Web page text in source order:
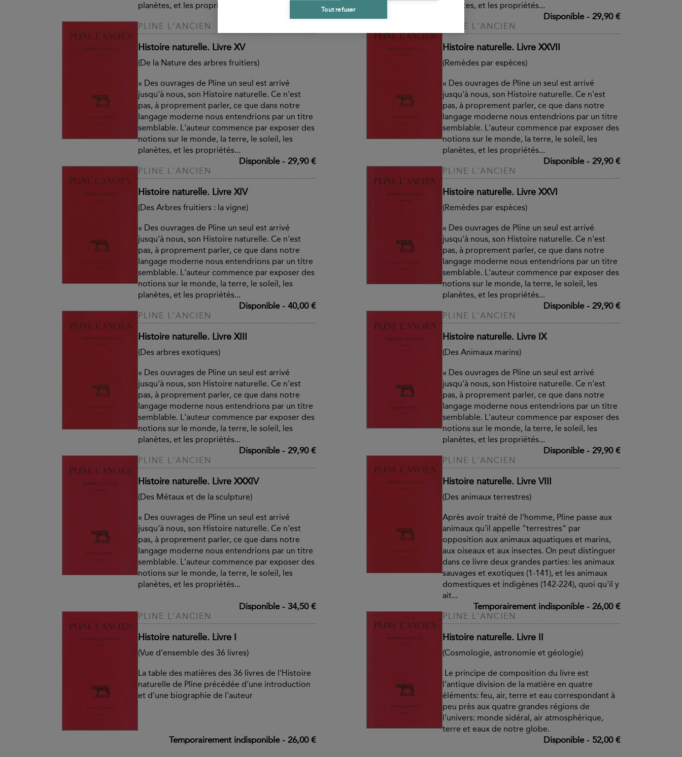
Tout refuser
planètes, et les propriétés...
29,90 €
planètes, et les propriétés...
Disponible- 29,90 €
PLINE L'ANCIEN
Histoire naturelle. Livre XV
(De la Nature des arbres fruitiers)
« Des ouvrages de Pline un seul est arrivé
jusqu'à nous, son Histoire naturelle. Ce n'est
pas, à proprement parler, ce que dans notre
langage moderne nous entendrions par un titre
semblable. L'auteur commence par exposer des
notions sur le monde, la terre, le soleil, les
planètes, et les propriétés...
Disponible- 29,90 €
PLINE L'ANCIEN
Histoire naturelle. Livre XXVII
(Remèdes par espèces)
« Des ouvrages de Pline un seul est arrivé
jusqu'à nous, son Histoire naturelle. Ce n'est
pas, à proprement parler, ce que dans notre
langage moderne nous entendrions par un titre
semblable. L'auteur commence par exposer des
notions sur le monde, la terre, le soleil, les
planètes, et les propriétés...
Disponible- 29,90 €
PLINE L'ANCIEN
Histoire naturelle. Livre XIV
(Des Arbres fruitiers : la vigne)
« Des ouvrages de Pline un seul est arrivé
jusqu'à nous, son Histoire naturelle. Ce n'est
pas, à proprement parler, ce que dans notre
langage moderne nous entendrions par un titre
semblable. L'auteur commence par exposer des
notions sur le monde, la terre, le soleil, les
planètes, et les propriétés...
Disponible- 40,00 €
PLINE L'ANCIEN
Histoire naturelle. Livre XXVI
(Remèdes par espèces)
« Des ouvrages de Pline un seul est arrivé
jusqu'à nous, son Histoire naturelle. Ce n'est
pas, à proprement parler, ce que dans notre
langage moderne nous entendrions par un titre
semblable. L'auteur commence par exposer des
notions sur le monde, la terre, le soleil, les
planètes, et les propriétés...
Disponible- 29,90 €
PLINE L'ANCIEN
Histoire naturelle. Livre XIII
(Des arbres exotiques)
« Des ouvrages de Pline un seul est arrivé
jusqu'à nous, son Histoire naturelle. Ce n'est
pas, à proprement parler, ce que dans notre
langage moderne nous entendrions par un titre
semblable. L'auteur commence par exposer des
notions sur le monde, la terre, le soleil, les
planètes, et les propriétés...
Disponible- 29,90 €
PLINE L'ANCIEN
Histoire naturelle. Livre IX
(Des Animaux marins)
« Des ouvrages de Pline un seul est arrivé
jusqu'à nous, son Histoire naturelle. Ce n'est
pas, à proprement parler, ce que dans notre
langage moderne nous entendrions par un titre
semblable. L'auteur commence par exposer des
notions sur le monde, la terre, le soleil, les
planètes, et les propriétés...
Disponible- 29,90 €
PLINE L'ANCIEN
Histoire naturelle. Livre XXXIV
(Des Métaux et de la sculpture)
« Des ouvrages de Pline un seul est arrivé
jusqu'à nous, son Histoire naturelle. Ce n'est
pas, à proprement parler, ce que dans notre
langage moderne nous entendrions par un titre
semblable. L'auteur commence par exposer des
notions sur le monde, la terre, le soleil, les
planètes, et les propriétés...
Disponible- 34,50 €
PLINE L'ANCIEN
Histoire naturelle. Livre VIII
(Des animaux terrestres)
Après avoir traité de l'homme, Pline passe aux
animaux qu'il appelle "terrestres" par
opposition aux animaux aquatiques et marins,
aux oiseaux et aux insectes. On peut distinguer
dans ce livre deux grandes parties: les animaux
sauvages et exotiques (1-141), et les animaux
domestiques et indigènes (142-224), quoi qu'il y
ait...
Temporairement indisponible- 26,00 €
PLINE L'ANCIEN
Histoire naturelle. Livre I
(Vue d'ensemble des 36 livres)
La table des matières des 36 livres de l'Histoire
naturelle de Pline précédée d'une introduction
et d'une biographie de l'auteur
Temporairement indisponible- 26,00 €
PLINE L'ANCIEN
Histoire naturelle. Livre II
(Cosmologie, astronomie et géologie)
Le principe de composition du livre est
l'antique division de la matière en quatre
éléments: feu, air, terre et eau correspondant à
peu près aux quatre grandes régions de
l'univers: monde sidéral, air atmosphérique,
terre et eaux de notre globe.
Disponible- 52,00 €